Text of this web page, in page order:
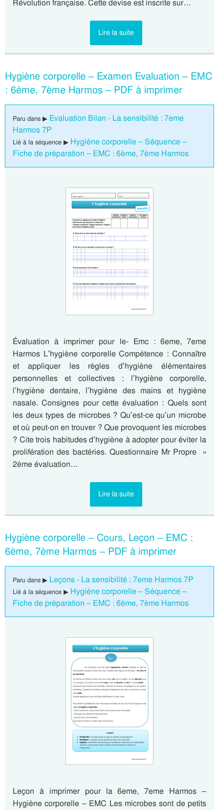
Révolution française. Cette devise est inscrite sur…
Lire la suite
Hygiène corporelle – Examen Evaluation – EMC
: 6ème, 7ème Harmos – PDF à imprimer
Paru dans ▶ Evaluation Bilan - La sensibilité : 7eme
Harmos 7P
Lié à la séquence ▶ Hygiène corporelle – Séquence –
Fiche de préparation – EMC : 6ème, 7ème Harmos
Évaluation à imprimer pour le- Emc : 6eme, 7eme
Harmos L’hygiène corporelle Compétence : Connaître
et appliquer les règles d’hygiène élémentaires
personnelles et collectives : l’hygiène corporelle,
l’hygiène dentaire, l’hygiène des mains et hygiène
nasale. Consignes pour cette évaluation : Quels sont
les deux types de microbes ? Qu’est-ce qu’un microbe
et où peut-on en trouver ? Que provoquent les microbes
? Cite trois habitudes d’hygiène à adopter pour éviter la
prolifération des bactéries. Questionnaire Mr Propre »
2ème évaluation…
Lire la suite
Hygiène corporelle – Cours, Leçon – EMC :
6ème, 7ème Harmos – PDF à imprimer
Paru dans ▶ Leçons - La sensibilité : 7eme Harmos 7P
Lié à la séquence ▶ Hygiène corporelle – Séquence –
Fiche de préparation – EMC : 6ème, 7ème Harmos
Leçon à imprimer pour la 6eme, 7eme Harmos –
Hygiène corporelle – EMC Les microbes sont de petits